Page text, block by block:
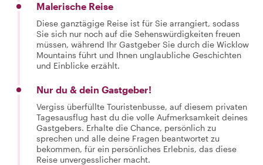
Malerische Reise
Diese ganztägige Reise ist für Sie arrangiert, sodass
Sie sich nur noch auf die Sehenswürdigkeiten freuen
müssen, während Ihr Gastgeber Sie durch die Wicklow
Mountains führt und Ihnen unglaubliche Geschichten
und Einblicke erzählt.
Nur du & dein Gastgeber!
Vergiss überfüllte Touristenbusse, auf diesem privaten
Tagesausflug hast du die volle Aufmerksamkeit deines
Gastgebers. Erhalte die Chance, persönlich zu
sprechen und alle deine Fragen beantwortet zu
bekommen, für ein persönliches Erlebnis, das diese
Reise unvergesslicher macht.